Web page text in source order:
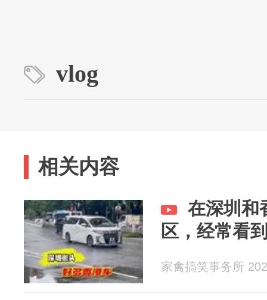
vlog
相关内容
在深圳和
区，经常看
家禽搞笑事务所